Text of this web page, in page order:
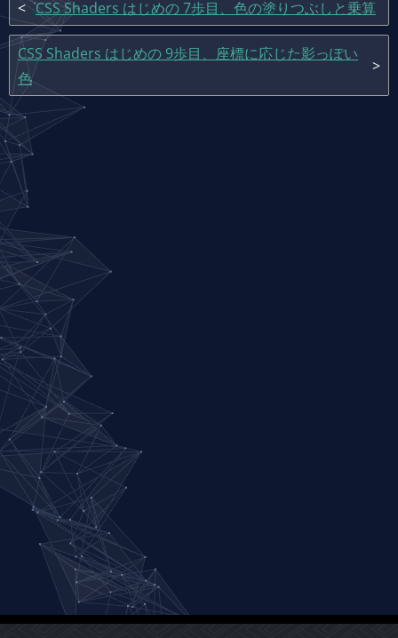
CSS Shaders はじめの 7歩目、色の塗りつぶしと乗算
CSS Shaders はじめの 9歩目、座標に応じた影っぽい
色